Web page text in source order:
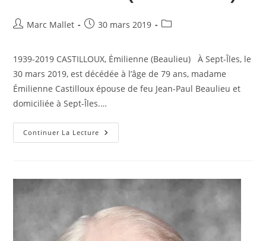
Auteur/autrice
publication :
Marc Mallet
Publication
30 mars 2019
Post
1939-2019 CASTILLOUX, Émilienne (Beaulieu) À Sept-Îles, le
30 mars 2019, est décédée à l’âge de 79 ans, madame
Émilienne Castilloux épouse de feu Jean-Paul Beaulieu et
domiciliée à Sept-Îles.…
Continuer La Lecture CASTILLOUX,
Emilienne